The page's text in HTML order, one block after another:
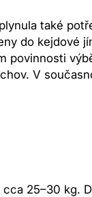
také
do kejdové
povinnosti
V
25–30 kg.